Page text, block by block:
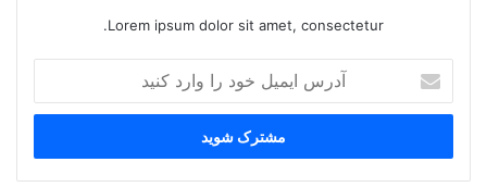
Lorem ipsum dolor sit amet, consectetur.
ایمیل
خود
وارد
کنید